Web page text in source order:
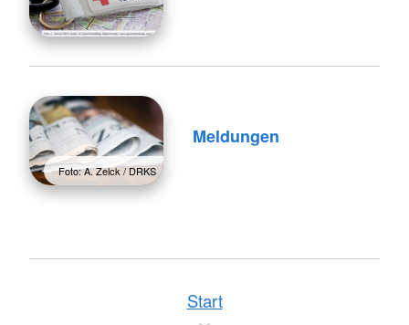
Foto: A. Zelck / DRKS
Meldungen
Start